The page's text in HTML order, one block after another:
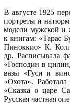
В августе 1925
портреты и
модели мужской и
к книгам: «Тарас
Пиноккио» К.
др. Расписывала
«Господин в
вазы «Гуси и
«Охота».
«Сказка о царе
Русская частная